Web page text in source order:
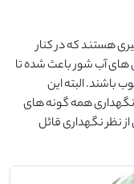
هستند که در کنار
های آب شور باعث شده تا
باشند. البته این
نگهداری همه گونه های
نظر نگهداری قائل